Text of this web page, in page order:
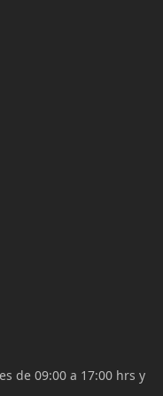
de 09:00 a 17:00 hrs y